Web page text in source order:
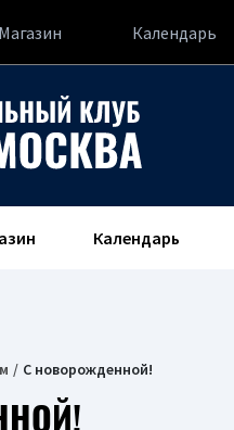
Магазин Календарь
Календарь
С новорожденной!